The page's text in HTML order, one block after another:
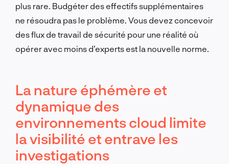
plus rare. Budgéter des effectifs supplémentaires
ne résoudra pas le problème. Vous devez concevoir
des flux de travail de sécurité pour une réalité où
opérer avec moins d’experts est la nouvelle norme.
La nature éphémère et
dynamique des
environnements cloud limite
la visibilité et entrave les
investigations